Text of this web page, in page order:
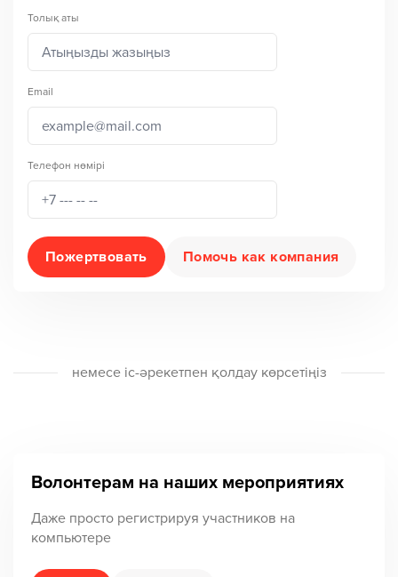
Толық аты
Email
Телефон нөмірі
Пожертвовать Помочь как компания
немесе іс-әрекетпен қолдау көрсетіңіз
Волонтерам на наших мероприятиях
Даже просто регистрируя участников на
компьютере